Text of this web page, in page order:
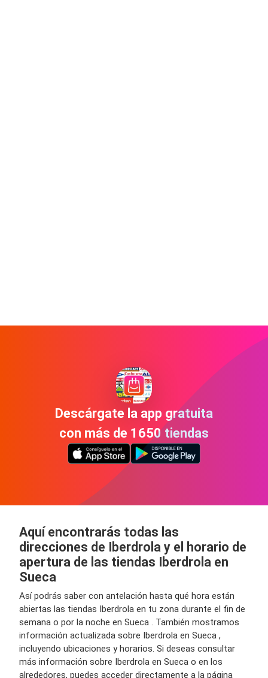
Descárgate la app gratuita
con más de 1650 tiendas
Aquí encontrarás todas las
direcciones de Iberdrola y el horario de
apertura de las tiendas Iberdrola en
Sueca
Así podrás saber con antelación hasta qué hora están
abiertas las tiendas Iberdrola en tu zona durante el fin de
semana o por la noche en Sueca . También mostramos
información actualizada sobre Iberdrola en Sueca ,
incluyendo ubicaciones y horarios. Si deseas consultar
más información sobre Iberdrola en Sueca o en los
alrededores, puedes acceder directamente a la página